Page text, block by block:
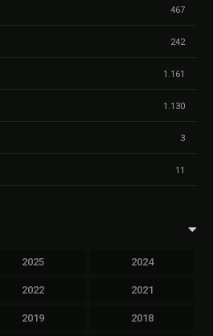
467
242
1.161
1.130
3
11
2025 2024
2022 2021
2019 2018